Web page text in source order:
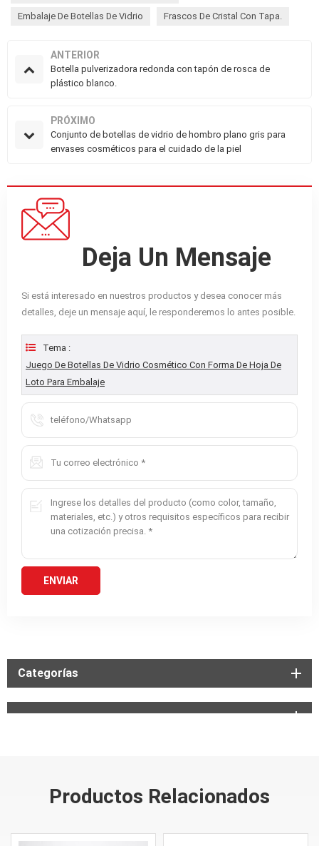
Embalaje De Botellas De Vidrio Frascos De Cristal Con Tapa.
ANTERIOR
Botella pulverizadora redonda con tapón de rosca de
plástico blanco.
PRÓXIMO
Conjunto de botellas de vidrio de hombro plano gris para
envases cosméticos para el cuidado de la piel
Deja Un Mensaje
Si está interesado en nuestros productos y desea conocer más
detalles, deje un mensaje aquí, le responderemos lo antes posible.
Tema :
Juego De Botellas De Vidrio Cosmético Con Forma De Hoja De
Loto Para Embalaje
Categorías
Productos Relacionados